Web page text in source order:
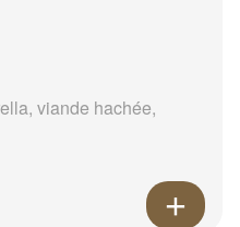
viande hachée,